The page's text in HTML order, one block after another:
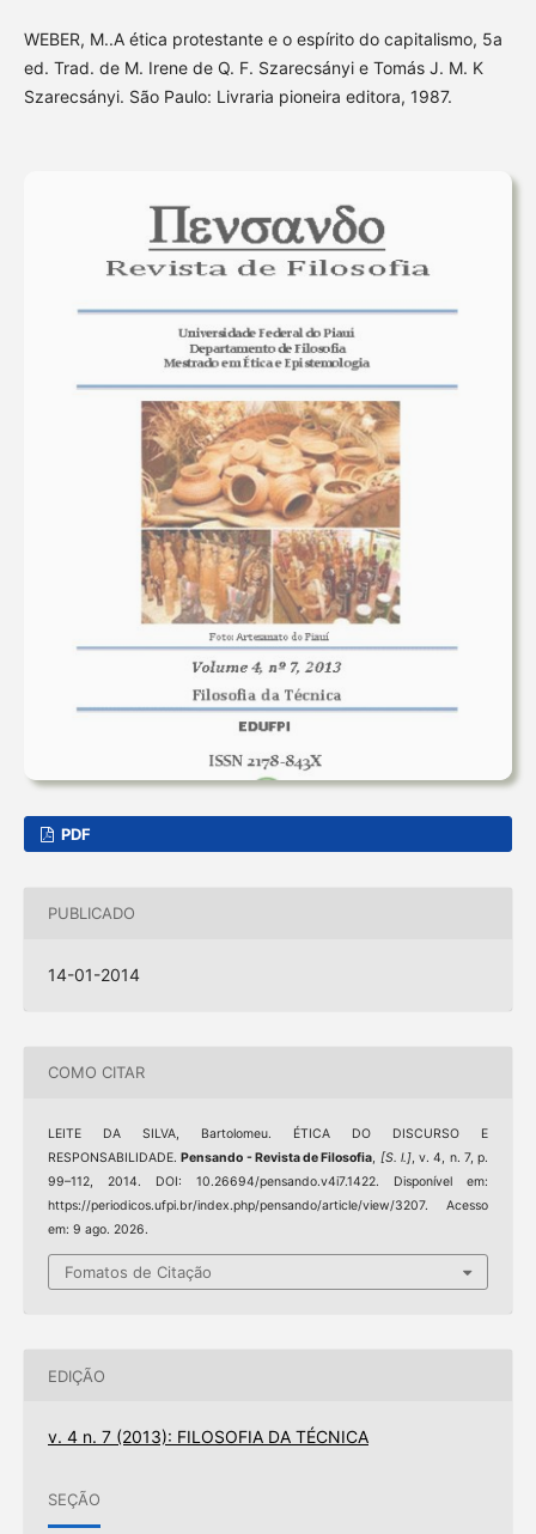
WEBER, M..A ética protestante e o espírito do capitalismo, 5a
ed. Trad. de M. Irene de Q. F. Szarecsányi e Tomás J. M. K
Szarecsányi. São Paulo: Livraria pioneira editora, 1987.
PDF
PUBLICADO
14-01-2014
COMO CITAR
LEITE DA SILVA, Bartolomeu. ÉTICA DO DISCURSO E
RESPONSABILIDADE.Pensando - Revista de Filosofia [S. l.], v. 4, n. 7, p.
99–112, 2014. DOI: 10.26694/pensando.v4i7.1422. Disponível em:
https://periodicos.ufpi.br/index.php/pensando/article/view/3207. Acesso
em: 9 ago. 2026.
Fomatos de Citação
EDIÇÃO
v. 4 n. 7 (2013): FILOSOFIA DA TÉCNICA
SEÇÃO